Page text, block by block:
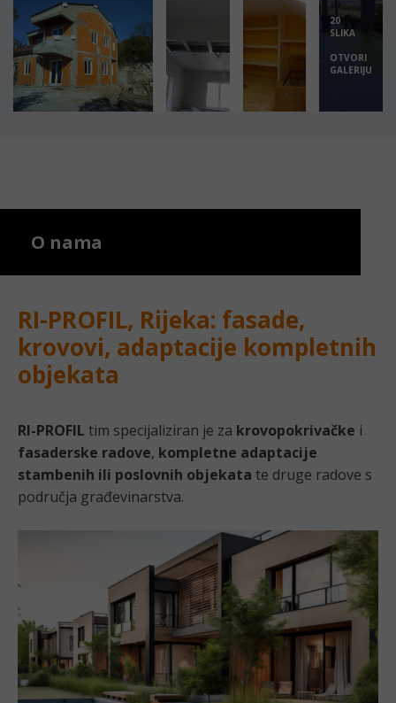
20
SLIKA
OTVORI
GALERIJU
O nama
RI-PROFIL, Rijeka: fasade,
krovovi, adaptacije kompletnih
objekata
RI-PROFIL tim specijaliziran je za krovopokrivačke i
fasaderske radove, kompletne adaptacije
stambenih ili poslovnih objekata te druge radove s
područja građevinarstva.